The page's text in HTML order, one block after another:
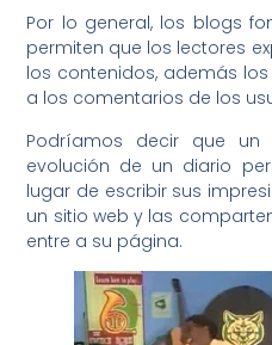
Por lo general, los blogs
permiten que los lectores
los contenidos, además
a los comentarios de los
Podríamos decir que
evolución de un diario
lugar de escribir sus
un sitio web y las
entre a su página.